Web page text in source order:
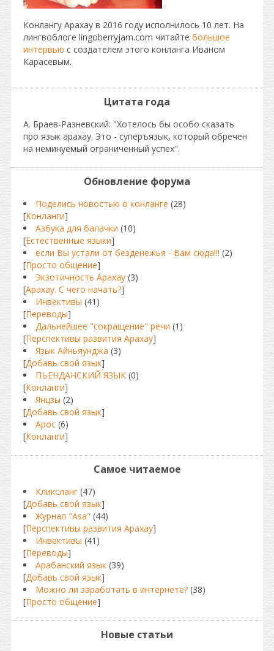
Конлангу Арахау в 2016 году исполнилось 10 лет. На
лингвоблоге lingoberryjam.com читайте большое
интервью с создателем этого конланга Иваном
Карасевым.
Цитата года
А. Браев-Разневский: "Хотелось бы особо сказать
про язык арахау. Это - суперъязык, который обречен
на неминуемый ограниченный успех".
Обновление форума
Поделись новостью о конланге (28)
[Конланги]
Азбука для балачки (10)
[Естественные языки]
если Вы устали от безденежья - Вам сюда!!! (2)
[Просто общение]
Экзотичность Арахау (3)
[Арахау. С чего начать?]
Инвективы (41)
[Переводы]
Дальнейшее "сокращение" речи (1)
[Перспективы развития Арахау]
Язык Айньяунджа (3)
[Добавь свой язык]
ПЬЕНДАНСКИЙ ЯЗЫК (0)
[Конланги]
Янцзы (2)
[Добавь свой язык]
Арос (6)
[Конланги]
Самое читаемое
Кликсланг (47)
[Добавь свой язык]
Журнал "Asa" (44)
[Перспективы развития Арахау]
Инвективы (41)
[Переводы]
Арабанский язык (39)
[Добавь свой язык]
Можно ли заработать в интернете? (38)
[Просто общение]
Новые статьи